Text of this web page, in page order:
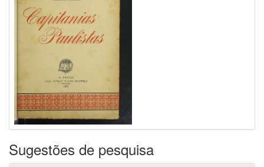
Sugestões de pesquisa